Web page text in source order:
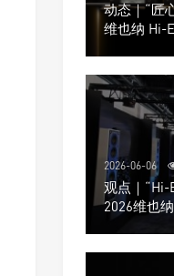
动态｜“匠
维也纳 Hi-
2026-06-06
观点｜“Hi-
2026维也
Trinnov